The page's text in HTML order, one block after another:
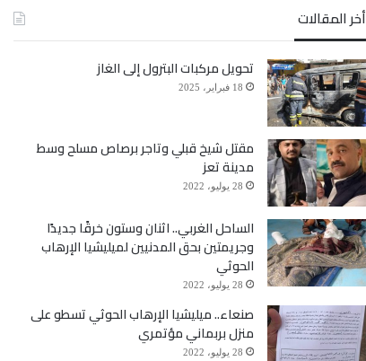
أخر المقالات
تحويل مركبات البترول إلى الغاز
18 فبراير، 2025
مقتل شيخ قبلي وتاجر برصاص مسلح وسط
مدينة تعز
28 يوليو، 2022
الساحل الغربي.. اثنان وستون خرقًا جديدًا
وجريمتين بحق المدنيين لميليشيا الإرهاب
الحوثي
28 يوليو، 2022
صنعاء.. ميليشيا الإرهاب الحوثي تسطو على
منزل بربماني مؤتمري
28 يوليو، 2022